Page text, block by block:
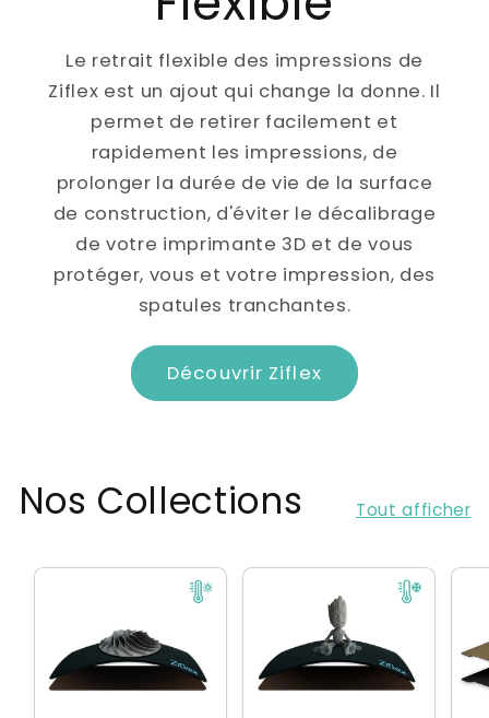
Le retrait flexible des impressions de
Ziflex est un ajout qui change la donne. Il
permet de retirer facilement et
rapidement les impressions, de
prolonger la durée de vie de la surface
de construction, d'éviter le décalibrage
de votre imprimante 3D et de vous
protéger, vous et votre impression, des
spatules tranchantes.
Découvrir Ziflex
Nos Collections Tout afficher